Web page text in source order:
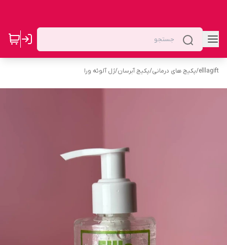
elllagift
/پکیج های درمانی/پکیج آبرسان/ژل آلوئه ورا